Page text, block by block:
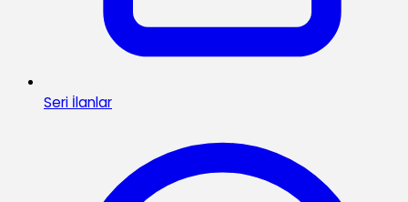
Seri İlanlar